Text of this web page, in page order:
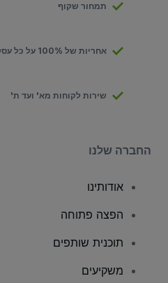
תמחור שקוף
אחריות של 100% על כל עסקה
שירות לקוחות מא' ועד ת'
החברה שלנו
אודותינו
הפצה פתוחה
תוכנית שותפים
משקיעים